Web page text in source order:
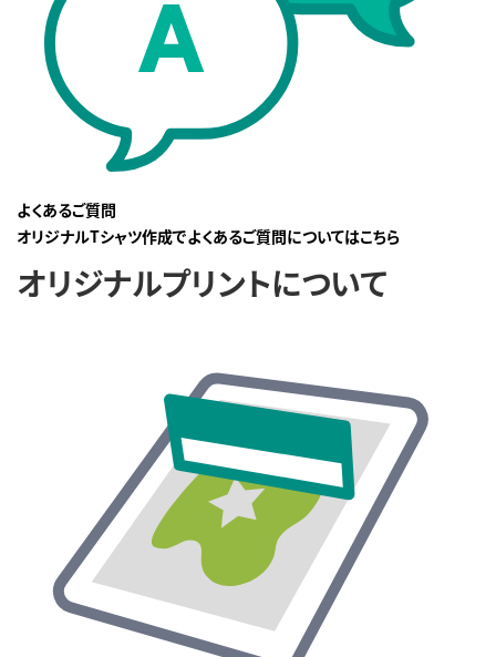
よくあるご質問
オリジナルTシャツ作成でよくあるご質問についてはこちら
オリジナルプリントについて